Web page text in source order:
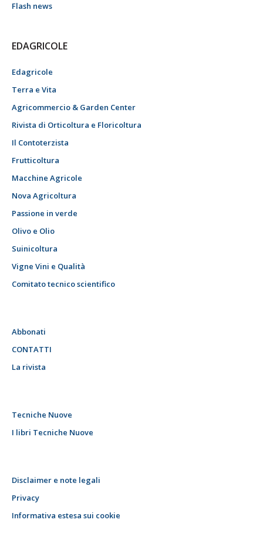
Flash news
EDAGRICOLE
Edagricole
Terra e Vita
Agricommercio & Garden Center
Rivista di Orticoltura e Floricoltura
Il Contoterzista
Frutticoltura
Macchine Agricole
Nova Agricoltura
Passione in verde
Olivo e Olio
Suinicoltura
Vigne Vini e Qualità
Comitato tecnico scientifico
Abbonati
CONTATTI
La rivista
Tecniche Nuove
I libri Tecniche Nuove
Disclaimer e note legali
Privacy
Informativa estesa sui cookie